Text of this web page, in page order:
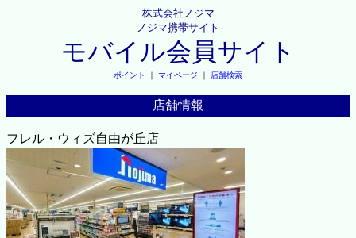
株式会社ノジマ
ノジマ携帯サイト
モバイル会員サイト
ポイント ｜ マイページ ｜ 店舗検索
店舗情報
フレル・ウィズ自由が丘店